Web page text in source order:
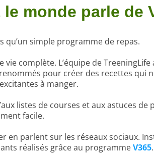
monde parle de
qu’un simple programme de repas.
vie complète. L’équipe de
pour créer des recettes qui
à manger.
listes de courses et aux astuces de
facile.
en parlent sur les réseaux sociaux.
réalisés grâce au programmeV365.